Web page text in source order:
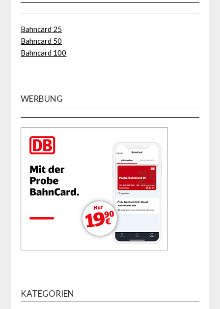
Bahncard 25
Bahncard 50
Bahncard 100
WERBUNG
KATEGORIEN